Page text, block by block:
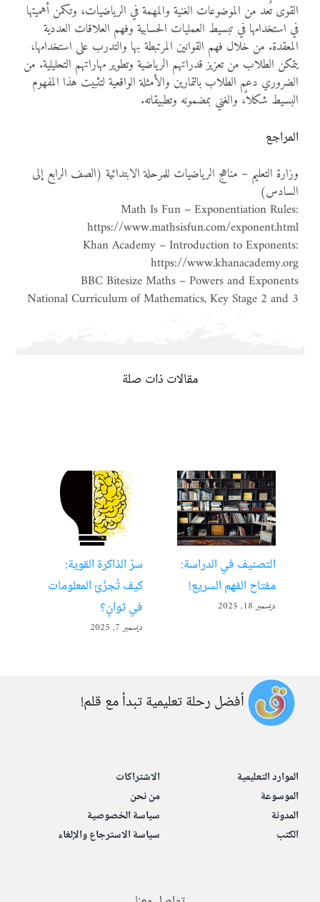
القوى تُعد من الموضوعات الغنية والمهمة في الرياضيات، وتكمن أهميتها
في استخدامها في تبسيط العمليات الحسابية وفهم العلاقات العددية
المعقدة. من خلال فهم القوانين المرتبطة بها والتدرب على استخدامها،
يتمكن الطلاب من تعزيز قدراتهم الرياضية وتطوير مهاراتهم التحليلية. من
الضروري دعم الطلاب بالتمارين والأمثلة الواقعية لتثبيت هذا المفهوم
البسيط شكلاً، والغني بمضمونه وتطبيقاته.
المراجع
وزارة التعليم – مناهج الرياضيات للمرحلة الابتدائية (الصف الرابع إلى
السادس)
Math Is Fun – Exponentiation Rules:
https://www.mathsisfun.com/exponent.html
Khan Academy – Introduction to Exponents:
https://www.khanacademy.org
BBC Bitesize Maths – Powers and Exponents
National Curriculum of Mathematics, Key Stage 2 and 3
مقالات ذات صلة
التصنيف في الدراسة:
مفتاح الفهم السريع!
ديسمبر 18, 2025
سرّ الذاكرة القوية:
كيف تُجزّئ المعلومات
في ثوانٍ؟
ديسمبر 7, 2025
أفضل رحلة تعليمية تبدأ مع قلم!
الموارد التعليمية
الموسوعة
المدونة
الكتب
الاشتراكات
من نحن
سياسة الخصوصية
سياسة الاسترجاع والإلغاء